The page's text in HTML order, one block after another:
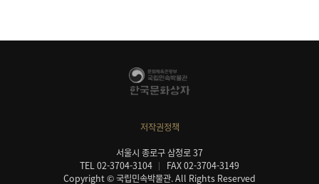
저작권정책
서울시 종로구 삼청로 37
TEL 02-3704-3104
FAX 02-3704-3149
Copyright © 국립민속박물관. All Rights Reserved